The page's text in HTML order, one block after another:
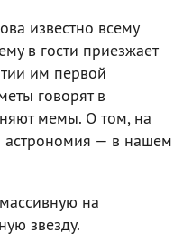
известно всему
в гости приезжает
им первой
говорят в
мемы. О том, на
астрономия — в нашем
на
звезду.